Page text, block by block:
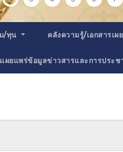
/ทุน คลังความรู้/เอกสารเผ
เผยแพร่ข้อมูลข่าวสารและการประ